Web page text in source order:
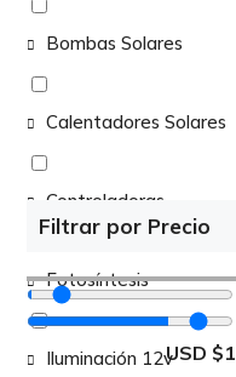
Bombas Solares
Calentadores Solares
Controladoras
Fotosíntesis
Iluminación 12v
Filtrar por Precio
USD $1